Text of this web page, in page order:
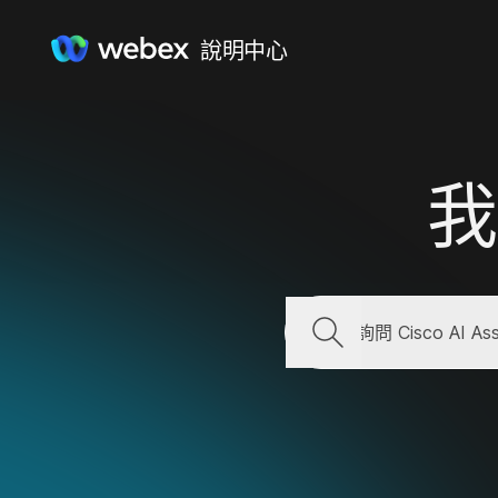
說明中心